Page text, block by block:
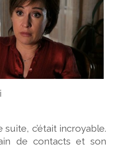
suite, c’était incroyable.
de contacts et son